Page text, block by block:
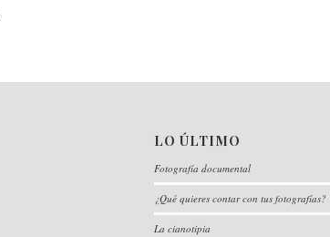
LO ÚLTIMO
Fotografía documental
¿Qué quieres contar con tus fotografías?
La cianotipia